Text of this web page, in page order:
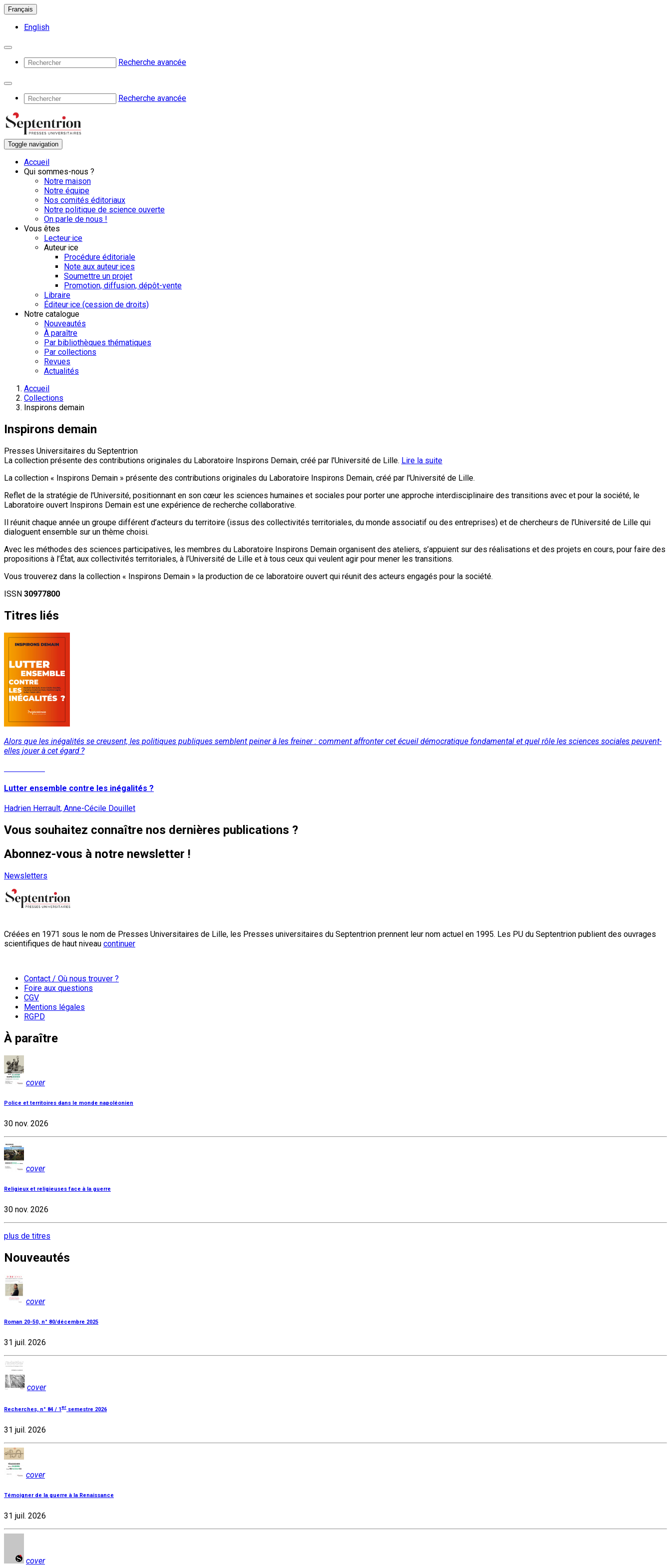
Français
English
Recherche avancée
Recherche avancée
Toggle navigation
Accueil
Qui sommes-nous ?
Notre maison
Notre équipe
Nos comités éditoriaux
Notre politique de science ouverte
On parle de nous !
Vous êtes
Lecteur·ice
Auteur·ice
Procédure éditoriale
Note aux auteur·ices
Soumettre un projet
Promotion, diffusion, dépôt-vente
Libraire
Éditeur·ice (cession de droits)
Notre catalogue
Nouveautés
À paraître
Par bibliothèques thématiques
Par collections
Revues
Actualités
Accueil
Collections
Inspirons demain
Inspirons demain
Presses Universitaires du Septentrion
La collection présente des contributions originales du Laboratoire Inspirons Demain, créé par l'Université de Lille. Lire la suite
La collection « Inspirons Demain » présente des contributions originales du Laboratoire Inspirons Demain, créé par l'Université de Lille.
Reflet de la stratégie de l'Université, positionnant en son cœur les sciences humaines et sociales pour porter une approche interdisciplinaire des transitions avec et pour la société, le
Laboratoire ouvert Inspirons Demain est une expérience de recherche collaborative.
Il réunit chaque année un groupe différent d’acteurs du territoire (issus des collectivités territoriales, du monde associatif ou des entreprises) et de chercheurs de l’Université de Lille qui
dialoguent ensemble sur un thème choisi.
Avec les méthodes des sciences participatives, les membres du Laboratoire Inspirons Demain organisent des ateliers, s’appuient sur des réalisations et des projets en cours, pour faire des
propositions à l’État, aux collectivités territoriales, à l’Université de Lille et à tous ceux qui veulent agir pour mener les transitions.
Vous trouverez dans la collection « Inspirons Demain » la production de ce laboratoire ouvert qui réunit des acteurs engagés pour la société.
ISSN 30977800
Titres liés
Alors que les inégalités se creusent, les politiques publiques semblent peiner à les freiner : comment affronter cet écueil démocratique fondamental et quel rôle les sciences sociales peuvent-
elles jouer à cet égard ?
Lutter ensemble contre les inégalités ?
Hadrien Herrault, Anne-Cécile Douillet
Vous souhaitez connaître nos dernières publications ?
Abonnez-vous à notre newsletter !
Newsletters
Créées en 1971 sous le nom de Presses Universitaires de Lille, les Presses universitaires du Septentrion prennent leur nom actuel en 1995. Les PU du Septentrion publient des ouvrages
scientifiques de haut niveau continuer
Contact / Où nous trouver ?
Foire aux questions
CGV
Mentions légales
RGPD
À paraître
cover
Police et territoires dans le monde napoléonien
30 nov. 2026
cover
Religieux et religieuses face à la guerre
30 nov. 2026
plus de titres
Nouveautés
cover
Roman 20-50, n° 80/décembre 2025
31 juil. 2026
cover
Recherches, n° 84 / 1er semestre 2026
31 juil. 2026
cover
Témoigner de la guerre à la Renaissance
31 juil. 2026
cover